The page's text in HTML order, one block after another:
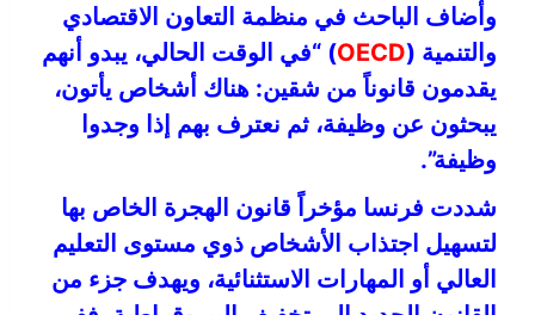
وأضاف الباحث في منظمة التعاون الاقتصادي
والتنمية (OECD) “في الوقت الحالي، يبدو أنهم
يقدمون قانوناً من شقين: هناك أشخاص يأتون،
يبحثون عن وظيفة، ثم نعترف بهم إذا وجدوا
وظيفة”.
شددت فرنسا مؤخراً قانون الهجرة الخاص بها
لتسهيل اجتذاب الأشخاص ذوي مستوى التعليم
العالي أو المهارات الاستثنائية، ويهدف جزء من